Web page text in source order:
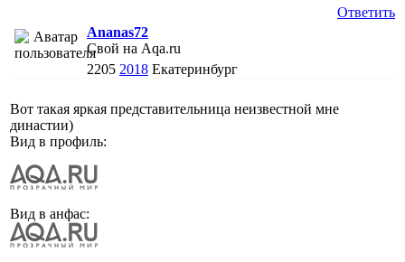
Ответить
Ananas72
Свой на Aqa.ru
2205 2018 Екатеринбург
Вот такая яркая представительница неизвестной мне
династии)
Вид в профиль:
Вид в анфас: